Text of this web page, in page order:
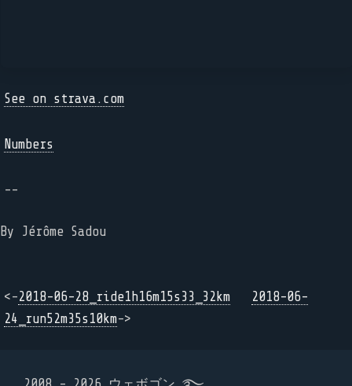
See on strava.com
Numbers
--
By Jérôme Sadou
<-2018-06-28_ride1h16m15s33_32km
2018-06-
24_run52m35s10km->